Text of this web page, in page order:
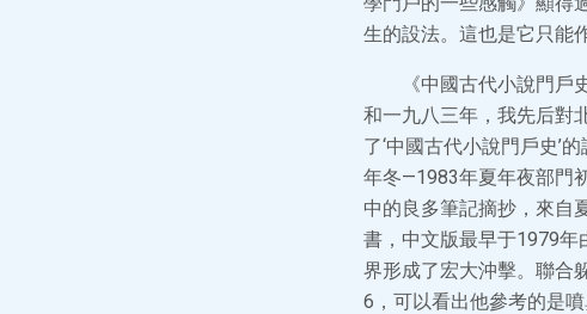
生的設法。這也是它只能
《中國古代小說門
和一九八三年，我先后對
了‘中國古代小說門戶史’
年冬—1983年夏年夜部門
中的良多筆記摘抄，來自
書，中文版最早于1979年
界形成了宏大沖擊。聯合
6，可以看出他參考的是